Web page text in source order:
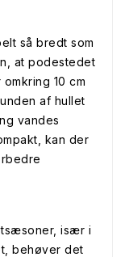
så bredt som
at podestedet
10 cm
af hullet
vandes
kan der
især i
behøver det